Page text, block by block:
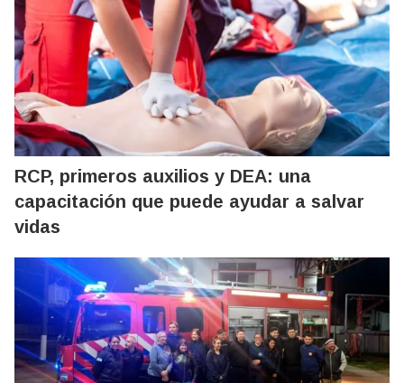
RCP, primeros auxilios y DEA: una
capacitación que puede ayudar a salvar
vidas